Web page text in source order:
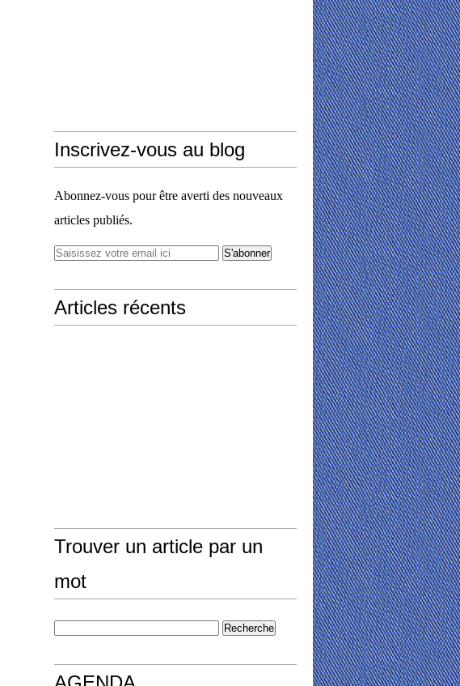
Inscrivez-vous au blog
Abonnez-vous pour être averti des nouveaux
articles publiés.
Articles récents
Trouver un article par un
mot